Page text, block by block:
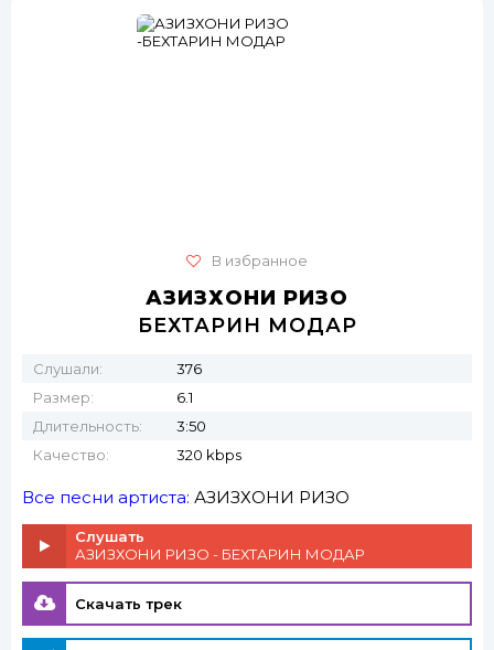
В избранное
АЗИЗХОНИ РИЗО
БЕХТАРИН МОДАР
Слушали:
376
Размер:
6.1
Длительность:
3:50
Качество:
320 kbps
Все песни артиста: АЗИЗХОНИ РИЗО
Слушать
АЗИЗХОНИ РИЗО - БЕХТАРИН МОДАР
Скачать трек